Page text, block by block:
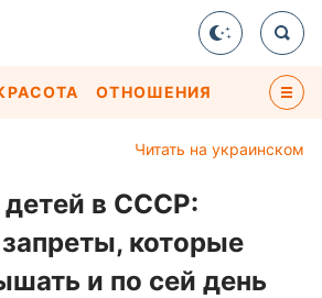
ОТНОШЕНИЯ
Читать на украинском
детей в СССР:
которые
и по сей день